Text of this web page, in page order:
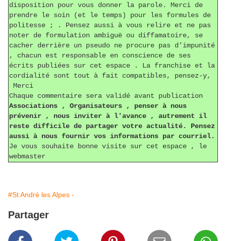
disposition pour vous donner la parole. Merci de
prendre le soin (et le temps) pour les formules de
politesse ; . Pensez aussi à vous relire et ne pas
noter de formulation ambiguë ou diffamatoire, se
cacher derrière un pseudo ne procure pas d’impunité
, chacun est responsable en conscience de ses
écrits publiées sur cet espace . La franchise et la
cordialité sont tout à fait compatibles, pensez-y,
Merci
Chaque commentaire sera validé avant publication
Associations , Organisateurs , penser à nous
prévenir , nous inviter à l'avance , autrement il
reste difficile de partager votre actualité. Pensez
aussi à nous fournir vos informations par courriel.
Je vous souhaite bonne visite sur cet espace , le
webmaster
#St André les Alpes -
Partager